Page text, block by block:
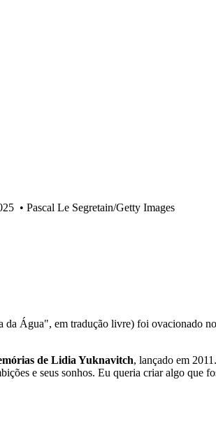
• Pascal Le Segretain/Getty Images
Água", em tradução livre) foi ovacionado no
de Lidia Yuknavitch, lançado em
e seus sonhos. Eu queria criar algo